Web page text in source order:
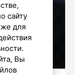
сайту
для
Вы